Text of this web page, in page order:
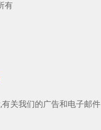
有
有关我们的广告和电子邮件